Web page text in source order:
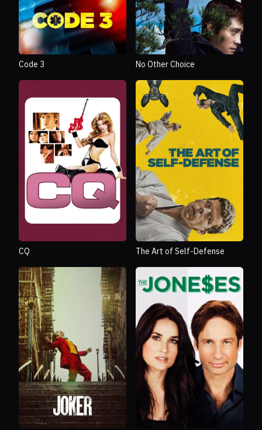
Code 3 No Other Choice
CQ The Art of Self-Defense